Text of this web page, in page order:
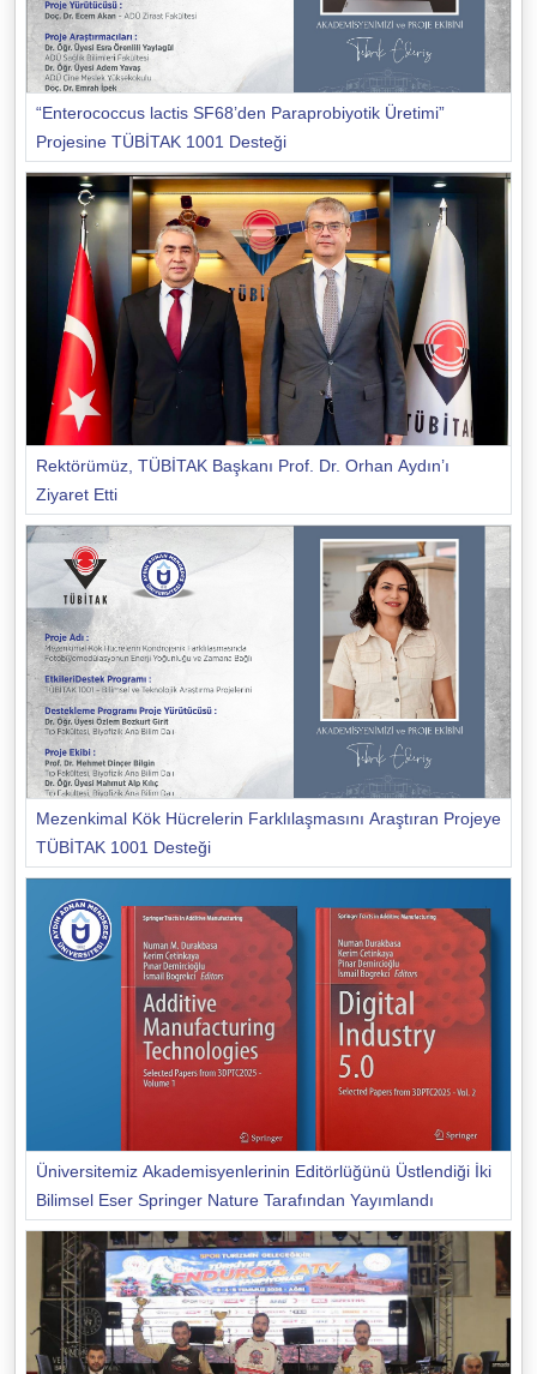
“Enterococcus lactis SF68’den Paraprobiyotik Üretimi”
Projesine TÜBİTAK 1001 Desteği
Rektörümüz, TÜBİTAK Başkanı Prof. Dr. Orhan Aydın’ı
Ziyaret Etti
Mezenkimal Kök Hücrelerin Farklılaşmasını Araştıran Projeye
TÜBİTAK 1001 Desteği
Üniversitemiz Akademisyenlerinin Editörlüğünü Üstlendiği İki
Bilimsel Eser Springer Nature Tarafından Yayımlandı